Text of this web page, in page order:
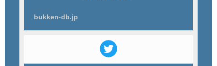
bukken-db.jp